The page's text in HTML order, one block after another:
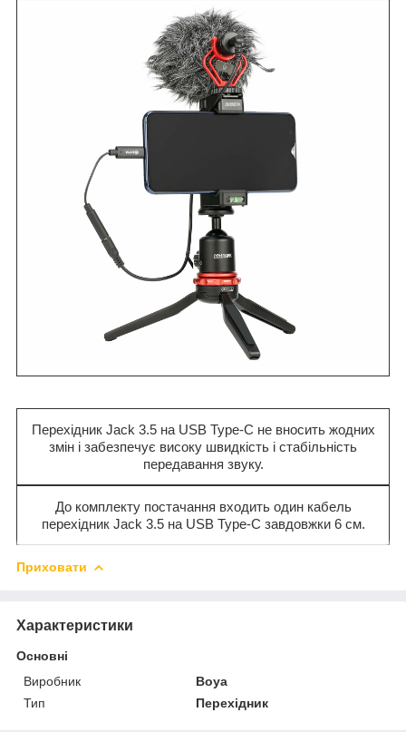
Перехідник Jack 3.5 на USB Type-C не вносить жодних
змін і забезпечує високу швидкість і стабільність
передавання звуку.
До комплекту постачання входить один кабель
перехідник Jack 3.5 на USB Type-C завдовжки 6 см.
Приховати
Характеристики
Основні
Виробник
Boya
Тип
Перехідник